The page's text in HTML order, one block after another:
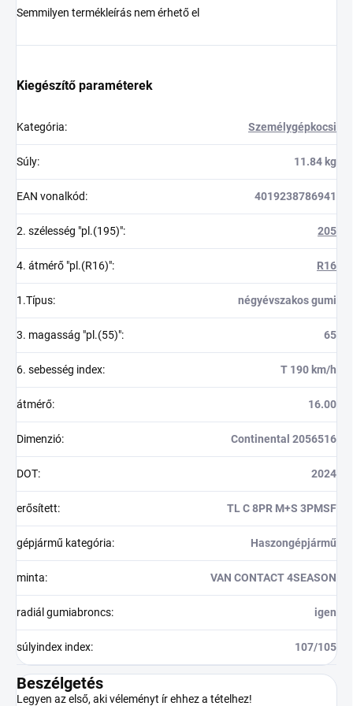
Semmilyen termékleírás nem érhető el
Kiegészítő paraméterek
Kategória: Személygépkocsi
Súly: 11.84 kg
EAN vonalkód: 4019238786941
2. szélesség "pl.(195)": 205
4. átmérő "pl.(R16)": R16
1.Típus: négyévszakos gumi
3. magasság "pl.(55)": 65
6. sebesség index: T 190 km/h
átmérő: 16.00
Dimenzió: Continental 2056516
DOT: 2024
erősített: TL C 8PR M+S 3PMSF
gépjármű kategória: Haszongépjármű
minta: VAN CONTACT 4SEASON
radiál gumiabroncs: igen
súlyindex index: 107/105
Beszélgetés
Legyen az első, aki véleményt ír ehhez a tételhez!